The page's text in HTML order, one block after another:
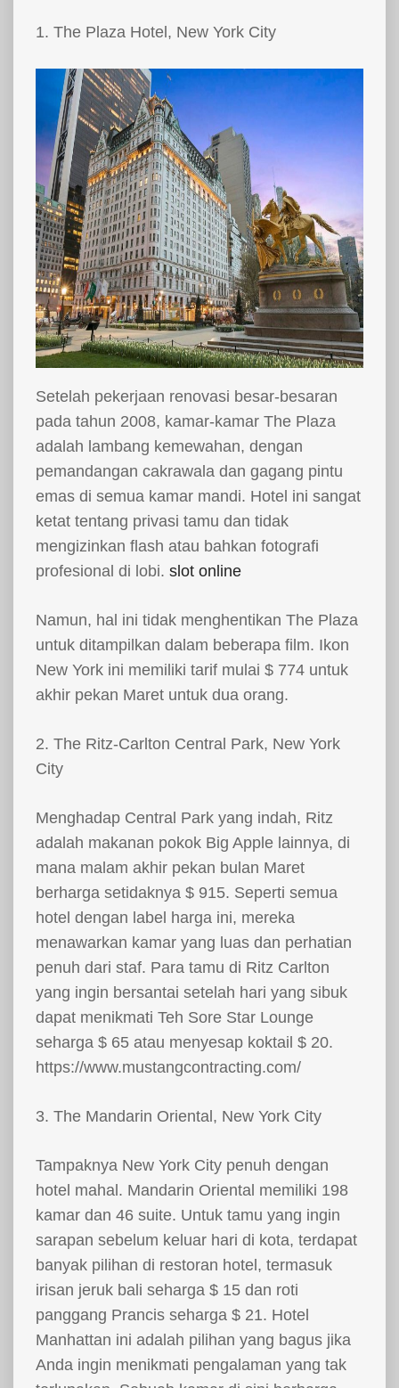
1. The Plaza Hotel, New York City
Setelah pekerjaan renovasi besar-besaran
pada tahun 2008, kamar-kamar The Plaza
adalah lambang kemewahan, dengan
pemandangan cakrawala dan gagang pintu
emas di semua kamar mandi. Hotel ini sangat
ketat tentang privasi tamu dan tidak
mengizinkan flash atau bahkan fotografi
profesional di lobi. slot online
Namun, hal ini tidak menghentikan The Plaza
untuk ditampilkan dalam beberapa film. Ikon
New York ini memiliki tarif mulai $ 774 untuk
akhir pekan Maret untuk dua orang.
2. The Ritz-Carlton Central Park, New York
City
Menghadap Central Park yang indah, Ritz
adalah makanan pokok Big Apple lainnya, di
mana malam akhir pekan bulan Maret
berharga setidaknya $ 915. Seperti semua
hotel dengan label harga ini, mereka
menawarkan kamar yang luas dan perhatian
penuh dari staf. Para tamu di Ritz Carlton
yang ingin bersantai setelah hari yang sibuk
dapat menikmati Teh Sore Star Lounge
seharga $ 65 atau menyesap koktail $ 20.
https://www.mustangcontracting.com/
3. The Mandarin Oriental, New York City
Tampaknya New York City penuh dengan
hotel mahal. Mandarin Oriental memiliki 198
kamar dan 46 suite. Untuk tamu yang ingin
sarapan sebelum keluar hari di kota, terdapat
banyak pilihan di restoran hotel, termasuk
irisan jeruk bali seharga $ 15 dan roti
panggang Prancis seharga $ 21. Hotel
Manhattan ini adalah pilihan yang bagus jika
Anda ingin menikmati pengalaman yang tak